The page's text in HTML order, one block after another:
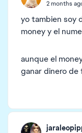
2 months
yo tambien soy
money y el
aunque el
ganar dinero de